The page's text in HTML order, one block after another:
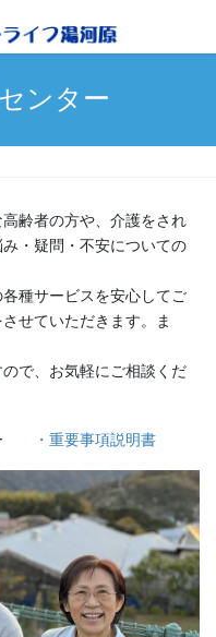
ンター
齢者の方や、介護をされ
・疑問・不安についての
種サービスを安心してご
せていただきます。ま
で、お気軽にご相談くだ
ー ・重要事項説明書